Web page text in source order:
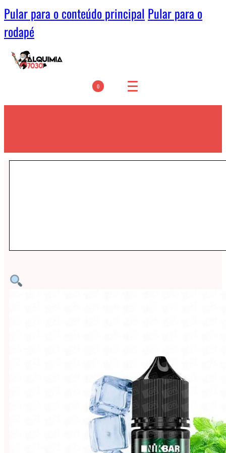
Pular para o conteúdo principal Pular para o
rodapé
0